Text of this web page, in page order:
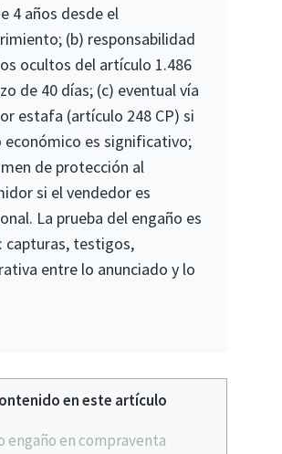
4 años desde el
(b) responsabilidad
ocultos del artículo 1.486
de 40 días; (c) eventual vía
estafa (artículo 248 CP) si
económico es significativo;
de protección al
si el vendedor es
La prueba del engaño es
capturas, testigos,
entre lo anunciado y lo
en este artículo
engaño en compraventa